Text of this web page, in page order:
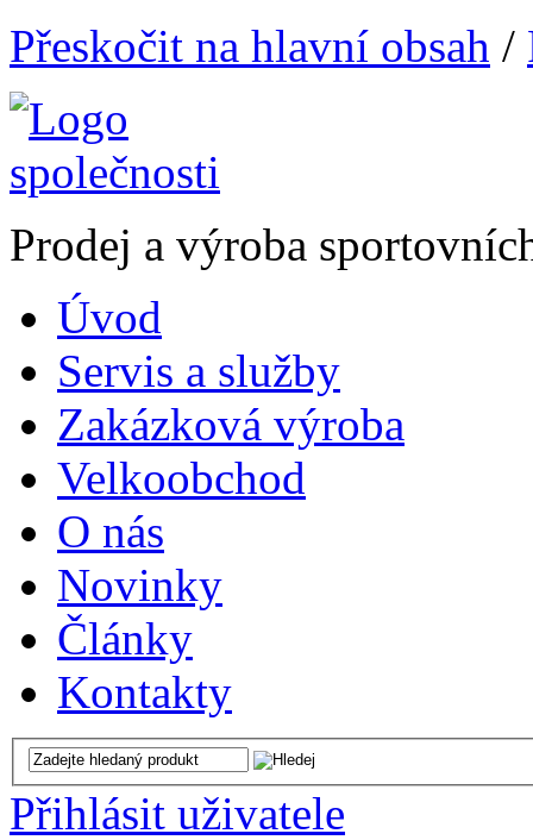
Přeskočit na hlavní obsah /
Prodej a výroba
Úvod
Servis a služby
Zakázková výroba
Velkoobchod
O nás
Novinky
Články
Kontakty
Přihlásit uživatele